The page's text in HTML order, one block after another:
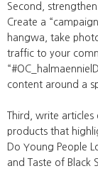
Second,
Create a
hangwa, take
traffic to your
content around a
Third, write
products that
Do Young People
and Taste of Black